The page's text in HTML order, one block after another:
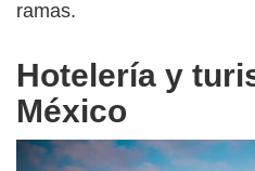
ramas.
Hotelería y
México